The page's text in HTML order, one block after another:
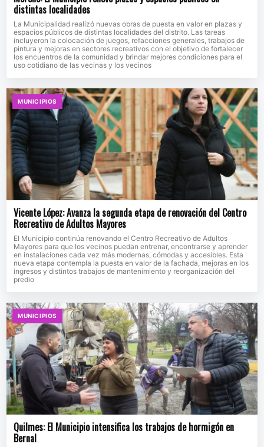
distintas localidades
La Municipalidad realizó nuevas obras de puesta en valor en plazas y
espacios públicos de distintas localidades del distrito. Las tareas
incluyeron la colocación de juegos, refacciones generales, trabajos de
pintura y mejoras en sectores recreativos con el objetivo de fortalecer
los encuentros de la comunidad y brindar mejores condiciones para el
uso cotidiano de las vecinas y los vecinos
MUNICIPIOS
Vicente López: Avanza la segunda etapa de renovación del Centro
Recreativo de Adultos Mayores
El Municipio continúa renovando el Centro Recreativo de Adultos
Mayores para que los vecinos puedan entrenar, encontrarse y aprender
en instalaciones cada vez más modernas, cómodas y accesibles. Esta
nueva etapa contempla la puesta en valor de la fachada, mejoras en los
ingresos y distintos trabajos de mantenimiento y reorganización del
predio
MUNICIPIOS
Quilmes: El Municipio intensifica los trabajos de hormigón en
Bernal